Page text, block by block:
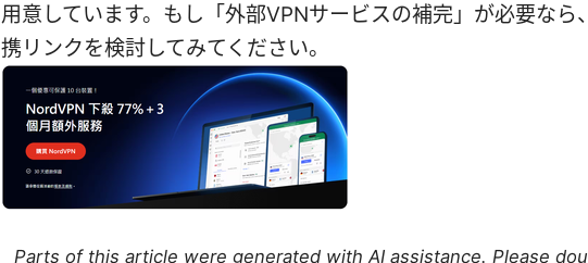
用意しています。もし「外部VPNサービスの補完」が必要なら
携リンクを検討してみてください。
Parts of this article were generated with AI assistance. Please